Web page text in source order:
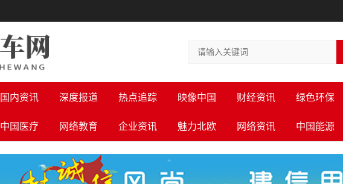
国内资讯 深度报道 热点追踪 映像中国 财经资讯 绿色环保
中国医疗 网络教育 企业资讯 魅力北欧 网络资讯 中国能源